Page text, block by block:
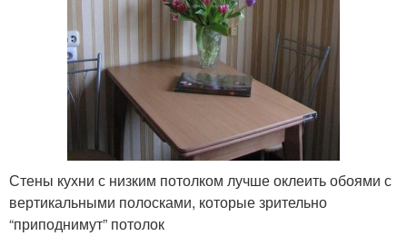
Стены кухни с низким потолком лучше оклеить обоями с
вертикальными полосками, которые зрительно
“приподнимут” потолок